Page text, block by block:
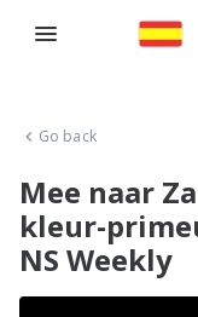
Go back
Mee naar
kleur-
NS Weekly